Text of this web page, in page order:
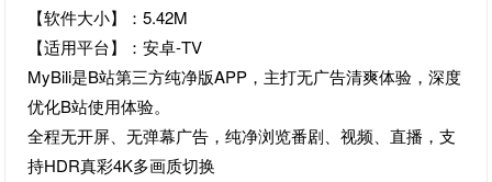
【软件大小】：5.42M
【适用平台】：安卓-TV
MyBili是B站第三方纯净版APP，主打无广告清爽体验，深度
优化B站使用体验。
全程无开屏、无弹幕广告，纯净浏览番剧、视频、直播，支
持HDR真彩4K多画质切换